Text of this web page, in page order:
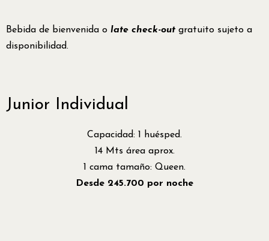
Bebida de bienvenida o late check-out gratuito sujeto a
disponibilidad.
Junior Individual
Capacidad: 1 huésped.
14 Mts área aprox.
1 cama tamaño: Queen.
Desde 245.700 por noche